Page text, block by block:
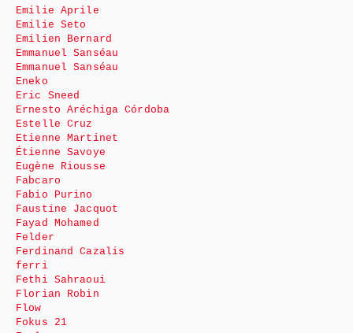
Emilie Aprile
Emilie Seto
Emilien Bernard
Emmanuel Sanséau
Emmanuel Sanséau
Eneko
Eric Sneed
Ernesto Aréchiga Córdoba
Estelle Cruz
Etienne Martinet
Étienne Savoye
Eugène Riousse
Fabcaro
Fabio Purino
Faustine Jacquot
Fayad Mohamed
Felder
Ferdinand Cazalis
ferri
Fethi Sahraoui
Florian Robin
Flow
Fokus 21